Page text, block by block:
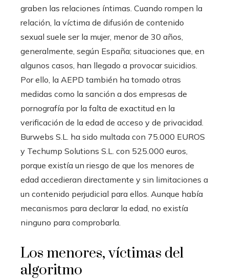
graben las relaciones íntimas. Cuando rompen la
relación, la víctima de difusión de contenido
sexual suele ser la mujer, menor de 30 años,
generalmente, según España; situaciones que, en
algunos casos, han llegado a provocar suicidios.
Por ello, la AEPD también ha tomado otras
medidas como la sanción a dos empresas de
pornografía por la falta de exactitud en la
verificación de la edad de acceso y de privacidad.
Burwebs S.L. ha sido multada con 75.000 EUROS
y Techump Solutions S.L. con 525.000 euros,
porque existía un riesgo de que los menores de
edad accedieran directamente y sin limitaciones a
un contenido perjudicial para ellos. Aunque había
mecanismos para declarar la edad, no existía
ninguno para comprobarla.
Los menores, víctimas del
algoritmo